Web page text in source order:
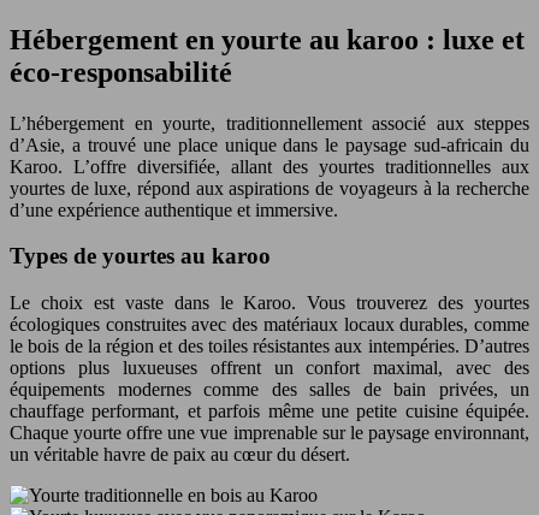
Hébergement en yourte au karoo : luxe et
éco-responsabilité
L’hébergement en yourte, traditionnellement associé aux steppes
d’Asie, a trouvé une place unique dans le paysage sud-africain du
Karoo. L’offre diversifiée, allant des yourtes traditionnelles aux
yourtes de luxe, répond aux aspirations de voyageurs à la recherche
d’une expérience authentique et immersive.
Types de yourtes au karoo
Le choix est vaste dans le Karoo. Vous trouverez des yourtes
écologiques construites avec des matériaux locaux durables, comme
le bois de la région et des toiles résistantes aux intempéries. D’autres
options plus luxueuses offrent un confort maximal, avec des
équipements modernes comme des salles de bain privées, un
chauffage performant, et parfois même une petite cuisine équipée.
Chaque yourte offre une vue imprenable sur le paysage environnant,
un véritable havre de paix au cœur du désert.